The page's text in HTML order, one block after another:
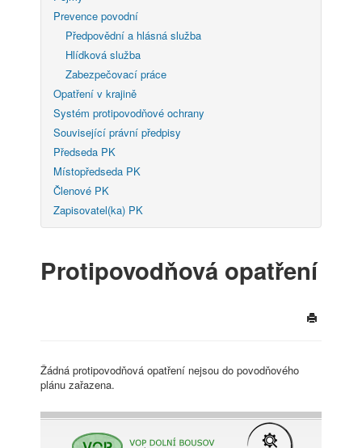
Prevence povodní
Předpovědní a hlásná služba
Hlídková služba
Zabezpečovací práce
Opatření v krajině
Systém protipovodňové ochrany
Související právní předpisy
Předseda PK
Místopředseda PK
Členové PK
Zapisovatel(ka) PK
Protipovodňová opatření
Žádná protipovodňová opatření nejsou do povodňového
plánu zařazena.